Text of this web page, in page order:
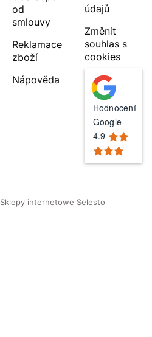
od
smlouvy
Reklamace
zboží
Nápověda
údajů
Změnit
souhlas s
cookies
Hodnocení
Google
4.9
Sklepy internetowe Selesto